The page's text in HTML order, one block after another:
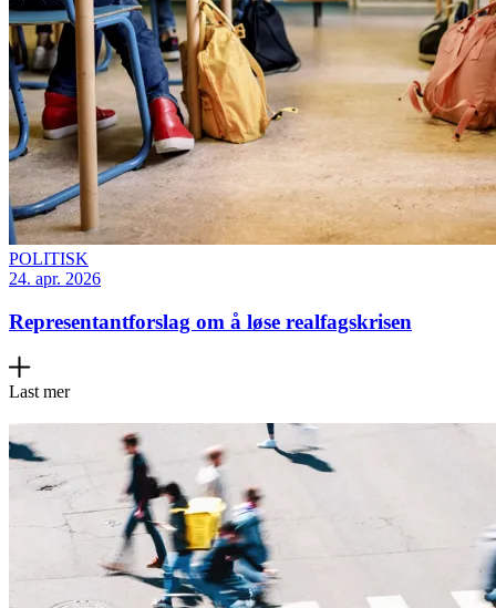
POLITISK
24. apr. 2026
Representantforslag om å løse realfagskrisen
Last mer